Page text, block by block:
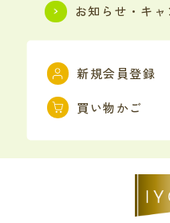
お知らせ・キャ
新規会員登録
買い物かご